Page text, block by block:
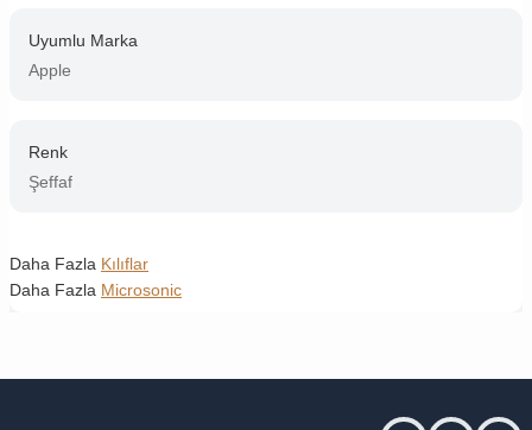
Uyumlu Marka
Apple
Renk
Şeffaf
Daha Fazla Kılıflar
Daha Fazla Microsonic